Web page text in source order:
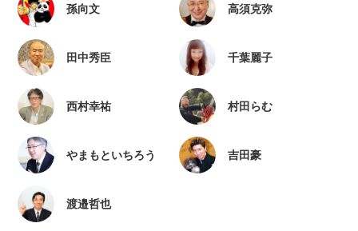
孫向文 高須克弥
田中秀臣 千葉麗子
西村幸祐 村田らむ
やまもといちろう 吉田豪
渡邉哲也